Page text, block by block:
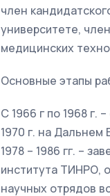
член
университете,
медицинских
Основные этапы
С 1966 г по 1968 г.
1970 г. на Дальнем
1978 – 1986 гг. –
института ТИНРО,
научных отрядов